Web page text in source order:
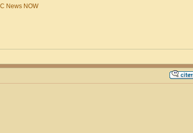
News NOW